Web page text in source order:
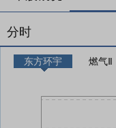
分时
东方环宇 燃气Ⅱ